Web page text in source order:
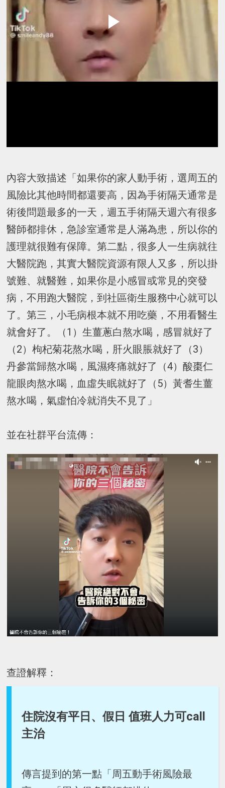
內容大致描述「如果你的家人動手術，選周五的
風險比其他時間都還要高，因為手術隔天通常是
術後問題最多的一天，週五手術隔天週六有很多
醫師都排休，急診室通常是人滿為患，所以你的
護理就很難有保障。第二點，很多人一生病就往
大醫院跑，其實大醫院資源有限人又多，所以掛
號難、就醫難，如果你是小感冒或常見的突發
病，不用跑大醫院，到社區衛生服務中心就可以
了。第三，小毛病根本就不用吃藥，不用看醫生
就會好了。（1）生薑蔥白熬水喝，感冒就好了
（2）枸杞菊花熬水喝，肝火眼脹就好了（3）
丹參當歸熬水喝，風濕疼痛就好了（4）酸棗仁
龍眼肉熬水喝，血虛失眠就好了（5）黃耆生薑
熬水喝，氣虛怕冷就消失不見了」
並在社群平台流傳：
查證解釋：
住院沒有平日、假日 值班人力可call
主治
傳言提到的第一點「周五動手術風險最